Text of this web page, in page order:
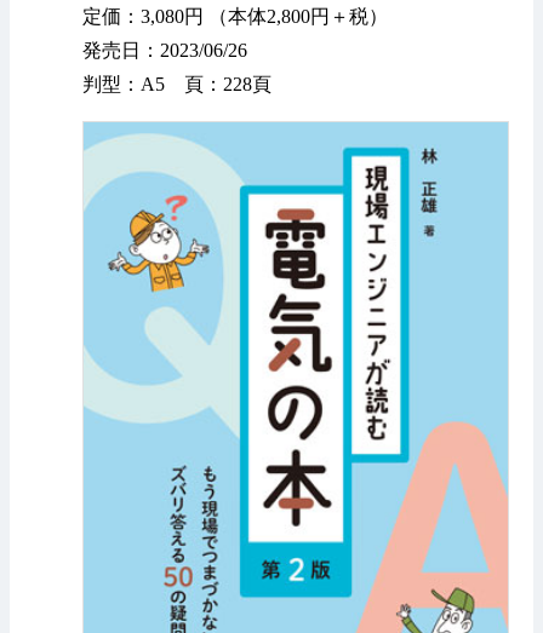
定価：3,080円 （本体2,800円＋税）
発売日：2023/06/26
判型：A5 頁：228頁